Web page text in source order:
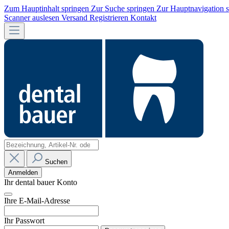
Zum Hauptinhalt springen Zur Suche springen Zur Hauptnavigation
Scanner auslesen Versand Registrieren Kontakt
Suchen
Anmelden
Ihr dental bauer Konto
Ihre E-Mail-Adresse
Ihr Passwort